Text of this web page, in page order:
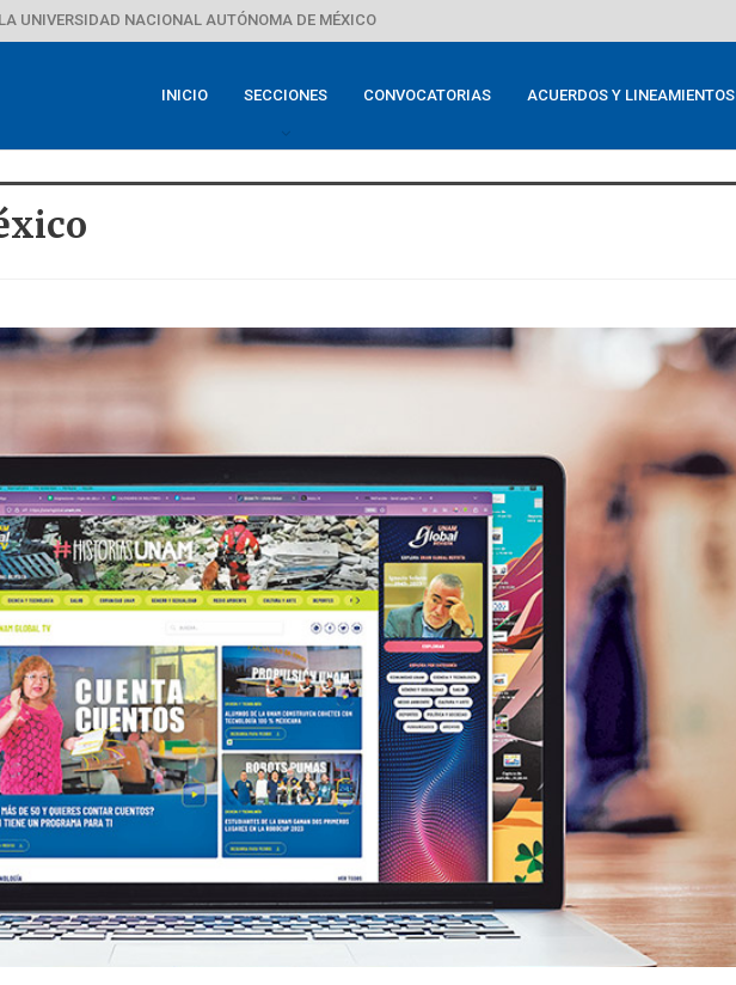
UNIVERSIDAD NACIONAL AUTÓNOMA DE MÉXICO
INICIO SECCIONES CONVOCATORIAS ACUERDOS Y LINEAMIENTOS